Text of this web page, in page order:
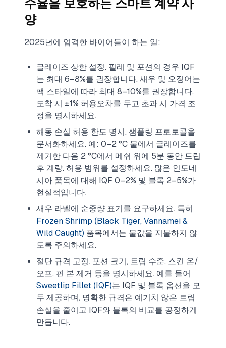
수율을 보호하는 스마트 계약 사
양
2025년에 엄격한 바이어들이 하는 일:
글레이즈 상한 설정. 필레 및 포션의 경우 IQF
는 최대 6–8%를 권장합니다. 새우 및 오징어는
팩 스타일에 따라 최대 8–10%를 권장합니다.
도착 시 ±1% 허용오차를 두고 초과 시 가격 조
정을 명시하세요.
해동 손실 허용 한도 명시. 샘플링 프로토콜을
문서화하세요. 예: 0–2 °C 물에서 글레이즈를
제거한 다음 2 °C에서 메쉬 위에 5분 동안 드립
후 계량. 허용 범위를 설정하세요. 많은 인도네
시아 품목에 대해 IQF 0–2% 및 블록 2–5%가
현실적입니다.
새우 라벨에 순중량 표기를 요구하세요. 특히
Frozen Shrimp (Black Tiger, Vannamei &
Wild Caught) 품목에서는 물값을 지불하지 않
도록 주의하세요.
절단 규격 고정. 포션 크기, 트림 수준, 스킨 온/
오프, 핀 본 제거 등을 명시하세요. 예를 들어
Sweetlip Fillet (IQF)는 IQF 및 블록 옵션을 모
두 제공하며, 명확한 규격은 예기치 않은 트림
손실을 줄이고 IQF와 블록의 비교를 공정하게
만듭니다.